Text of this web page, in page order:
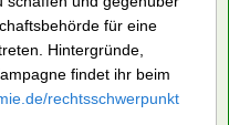
2023 nicht
das Fachgebiet
nur noch zwei
wissenschaftliche
ohne die wegfallende